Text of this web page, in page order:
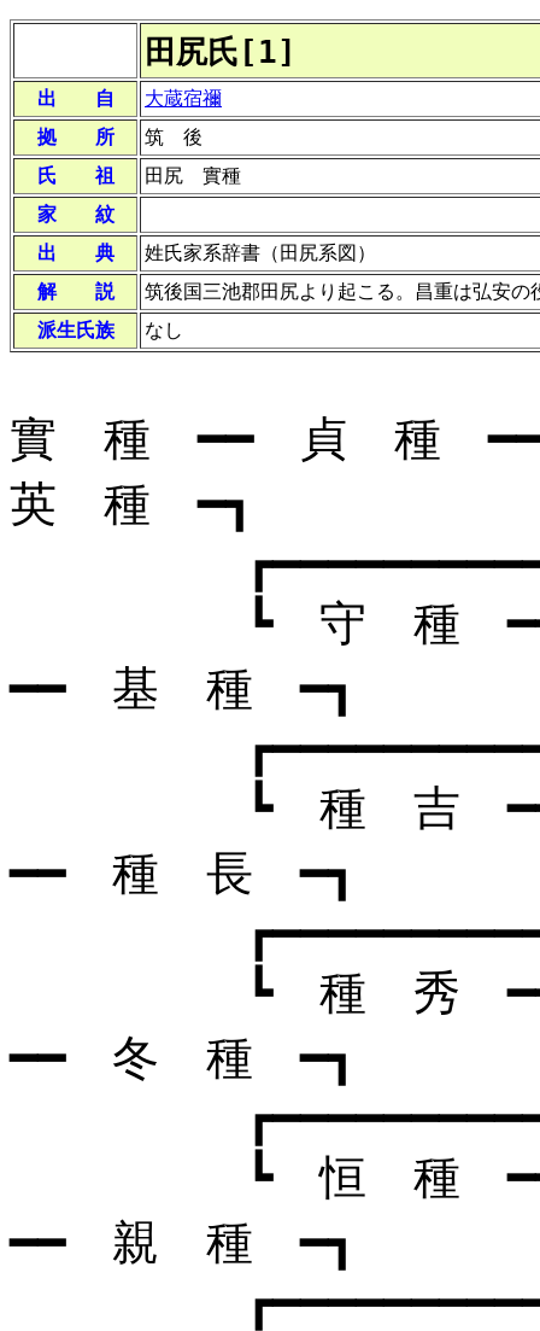
田尻氏[1]
出 自
大蔵宿禰
拠 所
筑 後
氏 祖
田尻 實種
家 紋
出 典
姓氏家系辞書（田尻系図）
解 説
筑後国三池郡田尻より起こる。昌重は弘安の
派生氏族
なし
實 種 ━━ 貞 種
英 種 ━┓
┗ 守 種 ━━
━━ 基 種 ━┓
┗ 種 吉 ━━
━━ 種 長 ━┓
┗ 種 秀 ━━
━━ 冬 種 ━┓
┗ 恒 種 ━━
━━ 親 種 ━┓